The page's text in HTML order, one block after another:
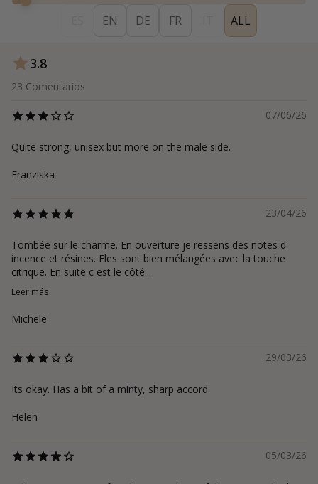
EN DE FR ALL
3.8
23 Comentarios
07/06/26
Quite strong, unisex but more on the male side.
Franziska
23/04/26
Tombée sur le charme. En ouverture je ressens des notes d
incence et résines. Eles sont bien mélangées avec la touche
citrique. En suite c est le côté...
Leer más
Michele
29/03/26
Its okay. Has a bit of a minty, sharp accord.
Helen
05/03/26